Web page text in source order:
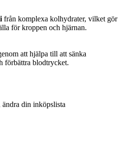
från komplexa kolhydrater, vilket gör
för kroppen och hjärnan.
att hjälpa till att sänka
förbättra blodtrycket.
ändra din inköpslista